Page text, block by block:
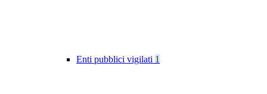
Enti pubblici vigilati 1